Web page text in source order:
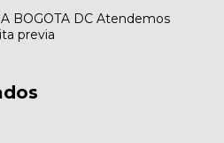
BOGOTA DC Atendemos
previa